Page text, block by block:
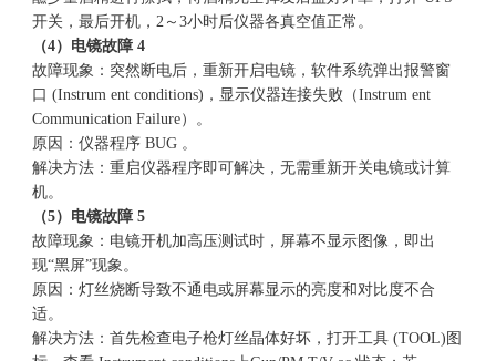
开关，最后开机，2～3小时后仪器各真空值正常。
（4）电镜故障 4
故障现象：突然断电后，重新开启电镜，软件系统弹出报警窗
口 (Instrum ent conditions)，显示仪器连接失败（Instrum ent
Communication Failure）。
原因：仪器程序 BUG 。
解决方法：重启仪器程序即可解决，无需重新开关电镜或计算
机。
（5）电镜故障 5
故障现象：电镜开机加高压测试时，屏幕不显示图像，即出
现“黑屏”现象。
原因：灯丝烧断导致不通电或屏幕显示的亮度和对比度不合
适。
解决方法：首先检查电子枪灯丝晶体好坏，打开工具 (TOOL)图